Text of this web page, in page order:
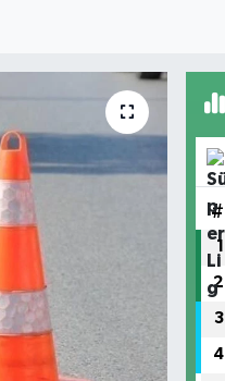
#
1
2
3
4